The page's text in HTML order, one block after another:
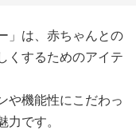
」は、赤ちゃんとの
くするためのアイテ
や機能性にこだわっ
力です。